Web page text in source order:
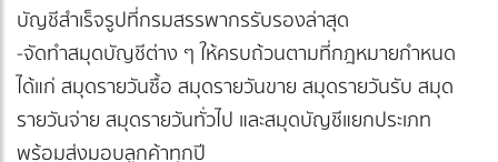
บัญชีสำเร็จรูปที่กรมสรรพากรรับรองล่าสุด
-จัดทำสมุดบัญชีต่าง ๆ ให้ครบถ้วนตามที่กฎหมายกำหนด
ได้แก่ สมุดรายวันซื้อ สมุดรายวันขาย สมุดรายวันรับ สมุด
รายวันจ่าย สมุดรายวันทั่วไป และสมุดบัญชีแยกประเภท
พร้อมส่งมอบลูกค้าทุกปี